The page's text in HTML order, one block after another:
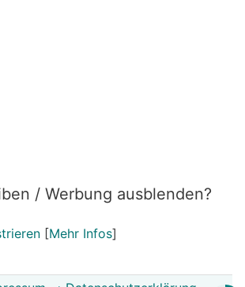
/ Werbung ausblenden?
[Mehr Infos]